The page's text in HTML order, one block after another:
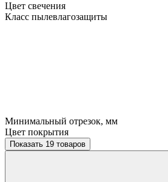
Цвет свечения
Класс пылевлагозащиты
Минимальный отрезок, мм
Цвет покрытия
Показать 19 товаров